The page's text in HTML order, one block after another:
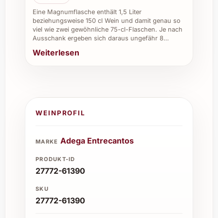
Frische und Körper machen diesen Wein
einzigartig.
Wie sollte man den Wein am besten lagern?
Welches Essen passt besonders gut dazu?
Ideal sind Meeresfrüchte, Fischgerichte,
Salate oder milde Käsesorten, die den
fruchtigen Charakter des Weines
unterstreichen.
Eine Magnumflasche enthält 1,5 Liter
beziehungsweise 150 cl Wein und damit genau so
viel wie zwei gewöhnliche 75-cl-Flaschen. Je nach
Ausschank ergeben sich daraus ungefähr 8…
Weiterlesen
WEINPROFIL
MARKE Adega Entrecantos
PRODUKT-ID
27772-61390
SKU
27772-61390